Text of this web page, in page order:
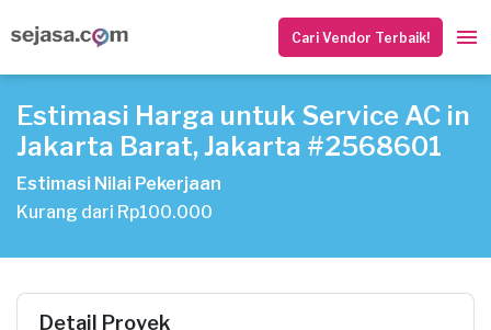
Cari Vendor Terbaik!
Estimasi Harga untuk Service AC in
Jakarta Barat, Jakarta #2568601
Estimasi Nilai Pekerjaan
Kurang dari Rp100.000
Detail Proyek